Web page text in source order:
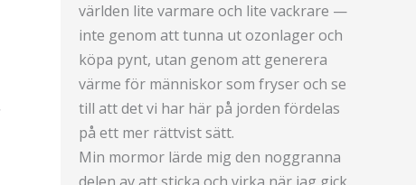
världen lite varmare och lite vackrare —
inte genom att tunna ut ozonlager och
köpa pynt, utan genom att generera
värme för människor som fryser och se
till att det vi har här på jorden fördelas
på ett mer rättvist sätt.
Min mormor lärde mig den noggranna